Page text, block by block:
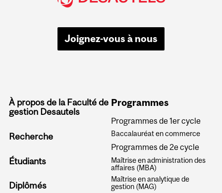
Joignez-vous à nous
À propos de la Faculté de
gestion Desautels
Recherche
Étudiants
Diplômés
Programmes
Programmes de 1er cycle
Baccalauréat en commerce
Programmes de 2e cycle
Maîtrise en administration des
affaires (MBA)
Maîtrise en analytique de
gestion (MAG)